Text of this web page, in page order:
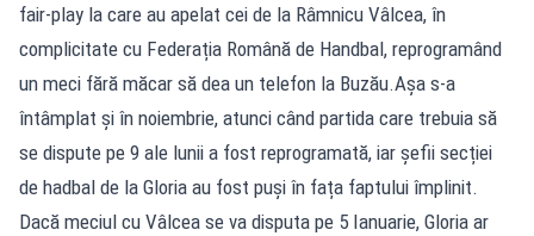
fair-play la care au apelat cei de la Râmnicu Vâlcea, în
complicitate cu Federația Română de Handbal, reprogramând
un meci fără măcar să dea un telefon la Buzău.Așa s-a
întâmplat și în noiembrie, atunci când partida care trebuia să
se dispute pe 9 ale lunii a fost reprogramată, iar șefii secției
de hadbal de la Gloria au fost puși în fața faptului împlinit.
Dacă meciul cu Vâlcea se va disputa pe 5 Ianuarie, Gloria ar